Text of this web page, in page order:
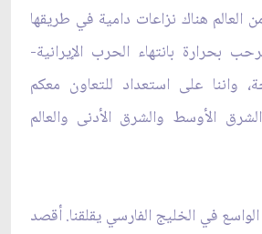
هناك نزاعات دامية في طريقها
بحرارة بانتهاء الحرب الإيرانية-
واننا على استعداد للتعاون معكم
الأوسط والشرق الأدنى والعالم
في الخليج الفارسي يقلقنا. أقصد